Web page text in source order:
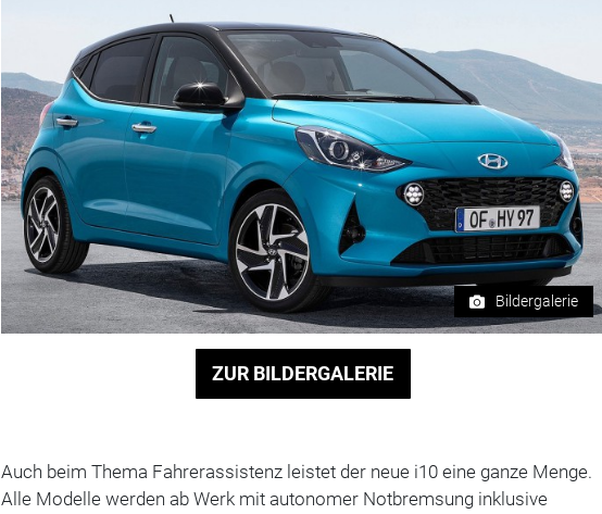
Bildergalerie
ZUR BILDERGALERIE
Auch beim Thema Fahrerassistenz leistet der neue i10 eine ganze Menge.
Alle Modelle werden ab Werk mit autonomer Notbremsung inklusive